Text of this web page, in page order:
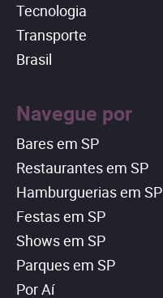
Tecnologia
Transporte
Brasil
Navegue por
Bares em SP
Restaurantes em SP
Hamburguerias em SP
Festas em SP
Shows em SP
Parques em SP
Por Aí